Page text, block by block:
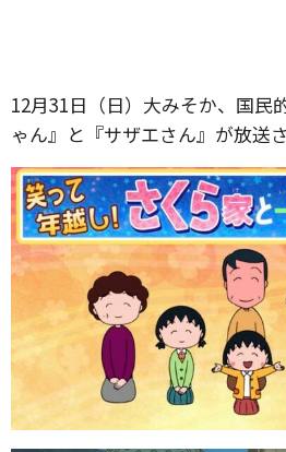
12月31日（日）大みそか、国民
ゃん』と『サザエさん』が放送さ